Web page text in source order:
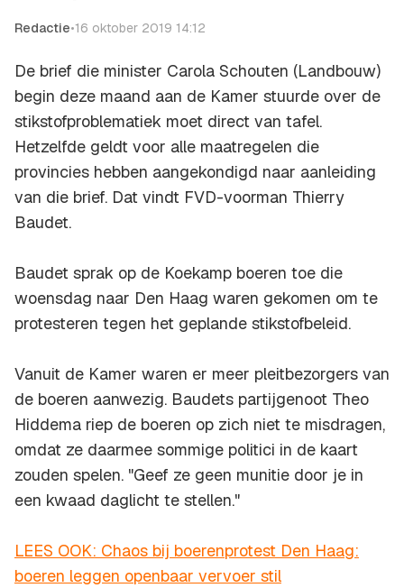
Redactie•16 oktober 2019 14:12
De brief die minister Carola Schouten (Landbouw)
begin deze maand aan de Kamer stuurde over de
stikstofproblematiek moet direct van tafel.
Hetzelfde geldt voor alle maatregelen die
provincies hebben aangekondigd naar aanleiding
van die brief. Dat vindt FVD-voorman Thierry
Baudet.
Baudet sprak op de Koekamp boeren toe die
woensdag naar Den Haag waren gekomen om te
protesteren tegen het geplande stikstofbeleid.
Vanuit de Kamer waren er meer pleitbezorgers van
de boeren aanwezig. Baudets partijgenoot Theo
Hiddema riep de boeren op zich niet te misdragen,
omdat ze daarmee sommige politici in de kaart
zouden spelen. "Geef ze geen munitie door je in
een kwaad daglicht te stellen."
LEES OOK: Chaos bij boerenprotest Den Haag:
boeren leggen openbaar vervoer stil